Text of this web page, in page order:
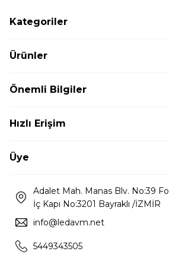
Kategoriler
Ürünler
Önemli Bilgiler
Hızlı Erişim
Üye
Adalet Mah. Manas Blv. No:39
İç Kapı No:3201 Bayraklı /İZMİR
info@ledavm.net
5449343505